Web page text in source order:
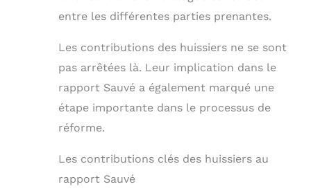
entre les différentes parties prenantes.
Les contributions des huissiers ne se sont
pas arrêtées là. Leur implication dans le
rapport Sauvé a également marqué une
étape importante dans le processus de
réforme.
Les contributions clés des huissiers au
rapport Sauvé